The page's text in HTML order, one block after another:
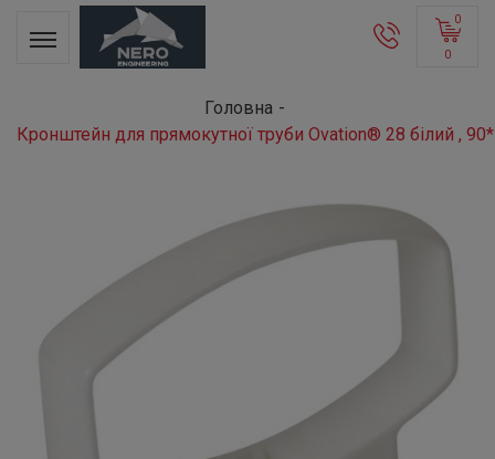
0
0
Головна
Кронштейн для прямокутної труби Ovation® 28 білий ,